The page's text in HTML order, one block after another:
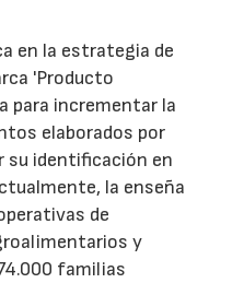
en la estrategia de
'Producto
para incrementar la
elaborados por
su identificación en
la enseña
de
y
familias